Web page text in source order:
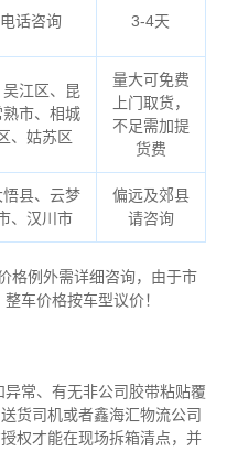
电话咨询 3-4天
江区、昆
市、相城
、姑苏区
量大可免费
上门取货，
不足需加提
货费
县、云梦
、汉川市
偏远及郊县
请咨询
格例外需详细咨询，由于市
车价格按车型议价！
常、有无非公司胶带粘贴覆
货司机或者鑫海汇物流公司
权才能在现场拆箱清点，并